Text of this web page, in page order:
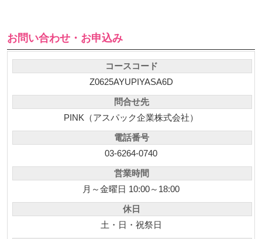
お問い合わせ・お申込み
コースコード
Z0625AYUPIYASA6D
問合せ先
PINK（アスパック企業株式会社）
電話番号
03-6264-0740
営業時間
月～金曜日 10:00～18:00
休日
土・日・祝祭日